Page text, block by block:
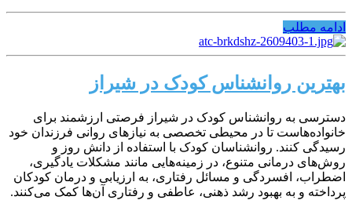
ادامه مطلب
بهترین روانشناس کودک در شیراز
دسترسی به روانشناس کودک در شیراز فرصتی ارزشمند برای
خانواده‌هاست تا در محیطی تخصصی به نیازهای روانی فرزندان خود
رسیدگی کنند. روانشناسان کودک با استفاده از دانش روز و
روش‌های درمانی متنوع، در زمینه‌هایی مانند مشکلات یادگیری،
اضطراب، افسردگی و مسائل رفتاری، به ارزیابی و درمان کودکان
پرداخته و به بهبود رشد ذهنی، عاطفی و رفتاری آن‌ها کمک می‌کنند.